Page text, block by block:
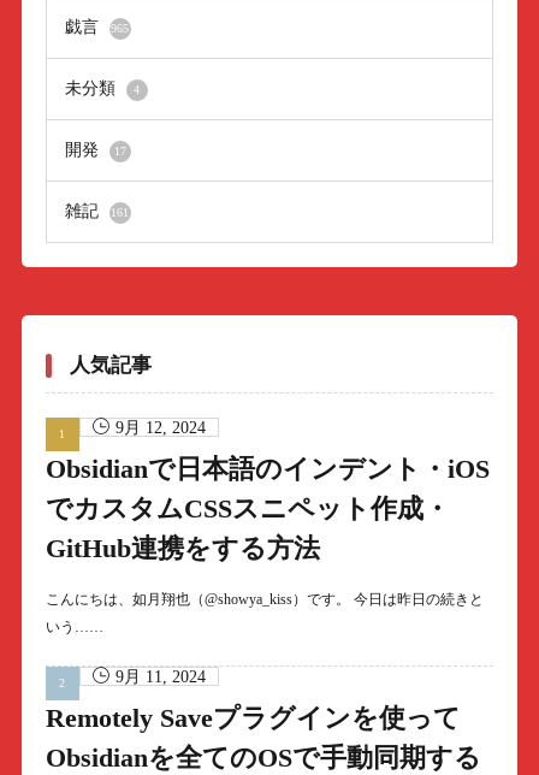
戯言 965
未分類 4
開発 17
雑記 161
人気記事
9月 12, 2024
Obsidianで日本語のインデント・iOS
でカスタムCSSスニペット作成・
GitHub連携をする方法
こんにちは、如月翔也（@showya_kiss）です。 今日は昨日の続きと
いう……
9月 11, 2024
Remotely Saveプラグインを使って
Obsidianを全てのOSで手動同期する